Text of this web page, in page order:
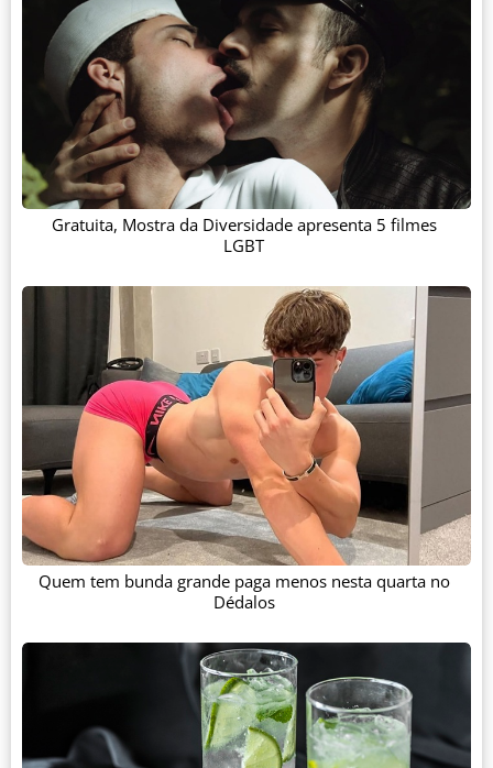
Gratuita, Mostra da Diversidade apresenta 5 filmes
LGBT
Quem tem bunda grande paga menos nesta quarta no
Dédalos